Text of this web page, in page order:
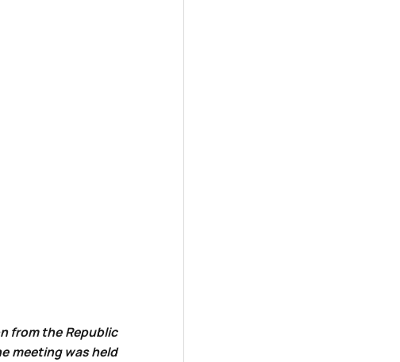
from the Republic
meeting was held